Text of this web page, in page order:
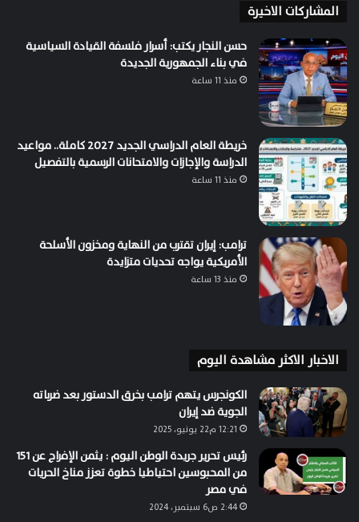
المشاركات الاخيرة
حسن النجار يكتب: أسرار فلسفة القيادة السياسية
في بناء الجمهورية الجديدة
منذ 11 ساعة
خريطة العام الدراسي الجديد 2027 كاملة.. مواعيد
الدراسة والإجازات والامتحانات الرسمية بالتفصيل
منذ 11 ساعة
ترامب: إيران تقترب من النهاية ومخزون الأسلحة
الأمريكية يواجه تحديات متزايدة
منذ 13 ساعة
الاخبار الاكثر مشاهدة اليوم
الكونجرس يتهم ترامب بخرق الدستور بعد ضرباته
الجوية ضد إيران
12:21 م22 يونيو، 2025
رئيس تحرير جريدة الوطن اليوم : يثمن الإفراج عن 151
من المحبوسين احتياطيا خطوة تعزز مناخ الحريات
في مصر
2:44 ص6 سبتمبر، 2024